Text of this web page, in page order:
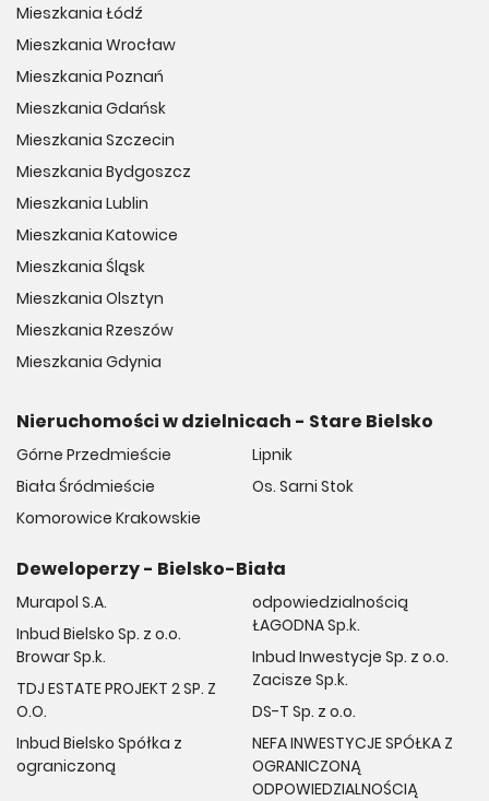
Mieszkania Łódź
Mieszkania Wrocław
Mieszkania Poznań
Mieszkania Gdańsk
Mieszkania Szczecin
Mieszkania Bydgoszcz
Mieszkania Lublin
Mieszkania Katowice
Mieszkania Śląsk
Mieszkania Olsztyn
Mieszkania Rzeszów
Mieszkania Gdynia
Nieruchomości w dzielnicach - Stare Bielsko
Górne Przedmieście
Biała Śródmieście
Komorowice Krakowskie
Lipnik
Os. Sarni Stok
Deweloperzy - Bielsko-Biała
Murapol S.A.
Inbud Bielsko Sp. z o.o.
Browar Sp.k.
TDJ ESTATE PROJEKT 2 SP. Z
O.O.
Inbud Bielsko Spółka z
ograniczoną
odpowiedzialnością
ŁAGODNA Sp.k.
Inbud Inwestycje Sp. z o.o.
Zacisze Sp.k.
DS-T Sp. z o.o.
NEFA INWESTYCJE SPÓŁKA Z
OGRANICZONĄ
ODPOWIEDZIALNOŚCIĄ